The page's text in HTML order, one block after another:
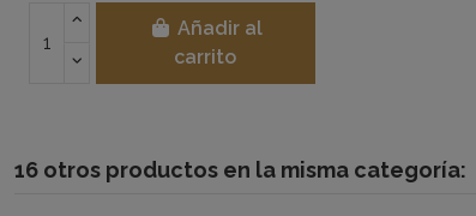
Añadir al
carrito
16 otros productos en la misma categoría: